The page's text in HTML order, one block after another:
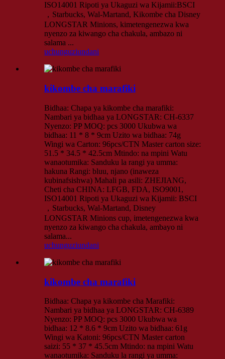
ISO14001 Ripoti ya Ukaguzi wa Kijamii:BSCI
，Starbucks, Wal-Martand, Kikombe cha Disney
LONGSTAR Minions, kimetengenezwa kwa
nyenzo za kiwango cha chakula, ambazo ni
salama ...
uchunguziundani
kikombe cha marafiki
Bidhaa: Chapa ya kikombe cha marafiki:
Nambari ya bidhaa ya LONGSTAR: CH-6337
Nyenzo: PP MOQ: pcs 3000 Ukubwa wa
bidhaa: 11 * 8 * 9cm Uzito wa bidhaa: 74g
Wingi wa Carton: 96pcs/CTN Master carton size:
51.5 * 34.5 * 42.5cm Mtindo: na mpini Watu
wanaotumika: Sanduku la rangi ya umma:
hakuna Rangi: bluu, njano (inaweza
kubinafsishwa) Mahali pa asili: ZHEJIANG,
Cheti cha CHINA: LFGB, FDA, ISO9001,
ISO14001 Ripoti ya Ukaguzi wa Kijamii: BSCI
，Starbucks, Wal-Martand, Disney
LONGSTAR Minions cup, imetengenezwa kwa
nyenzo za kiwango cha chakula, ambayo ni
salama...
uchunguziundani
kikombe cha marafiki
Bidhaa: Chapa ya kikombe cha Marafiki:
Nambari ya bidhaa ya LONGSTAR: CH-6389
Nyenzo: PP MOQ: pcs 3000 Ukubwa wa
bidhaa: 12 * 8.6 * 9cm Uzito wa bidhaa: 61g
Wingi wa Katoni: 96pcs/CTN Master carton
saizi: 55 * 37 * 45.5cm Mtindo: na mpini Watu
wanaotumika: Sanduku la rangi ya umma: